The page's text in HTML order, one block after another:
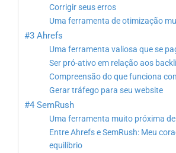
Corrigir seus erros
Uma ferramenta de otimização
#3 Ahrefs
Uma ferramenta valiosa que se
Ser pró-ativo em relação aos
Compreensão do que funciona
Gerar tráfego para seu website
#4 SemRush
Uma ferramenta muito próxima
Entre Ahrefs e SemRush: Meu
equilíbrio